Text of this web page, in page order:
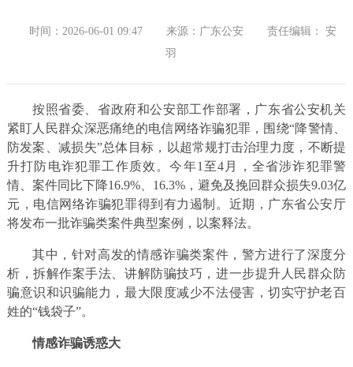
时间：2026-06-01 09:47 来源：广东公安
责任编辑： 安
羽
按照省委、省政府和公安部工作部署，广东省公安机关
紧盯人民群众深恶痛绝的电信网络诈骗犯罪，围绕“降警情、
防发案、减损失”总体目标，以超常规打击治理力度，不断提
升打防电诈犯罪工作质效。今年1至4月，全省涉诈犯罪警
情、案件同比下降16.9%、16.3%，避免及挽回群众损失9.03亿
元，电信网络诈骗犯罪得到有力遏制。近期，广东省公安厅
将发布一批诈骗类案件典型案例，以案释法。
其中，针对高发的情感诈骗类案件，警方进行了深度分
析，拆解作案手法、讲解防骗技巧，进一步提升人民群众防
骗意识和识骗能力，最大限度减少不法侵害，切实守护老百
姓的“钱袋子”。
情感诈骗诱惑大